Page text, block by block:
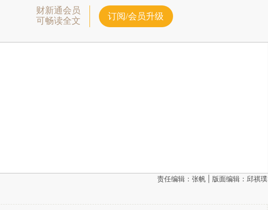
财新通会员
可畅读全文
订阅/会员升级
责任编辑：张帆 | 版面编辑：邱祺璞